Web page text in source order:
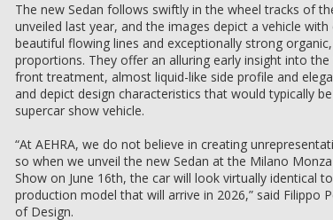
The new Sedan follows swiftly in the wheel tracks of
unveiled last year, and the images depict a vehicle with
beautiful flowing lines and exceptionally strong
proportions. They offer an alluring early insight into the
front treatment, almost liquid-like side profile and
and depict design characteristics that would typically
supercar show vehicle.
“At AEHRA, we do not believe in creating
so when we unveil the new Sedan at the Milano
Show on June 16th, the car will look virtually identical
production model that will arrive in 2026,” said Filippo
of Design.